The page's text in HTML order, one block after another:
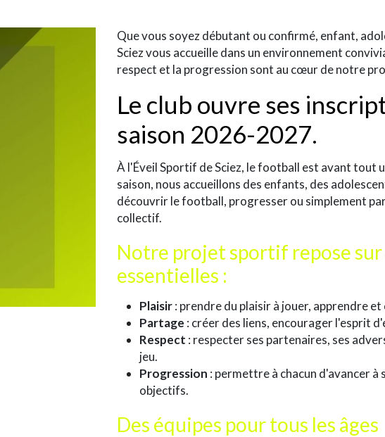
Que vous soyez débutant ou confirmé, enfant,
Sciez vous accueille dans un environnement
respect et la progression sont au cœur de notre
Le club ouvre ses
saison 2026-2027.
À l'Éveil Sportif de Sciez, le football est avant tout
saison, nous accueillons des enfants, des
découvrir le football, progresser ou simplement
collectif.
Notre projet sportif repose
essentielles :
Plaisir: prendre du plaisir à jouer, apprendre
Partage : créer des liens, encourager l'esprit
Respect : respecter ses partenaires, ses
jeu.
Progression : permettre à chacun d'avancer
objectifs.
Des équipes pour tous les âges